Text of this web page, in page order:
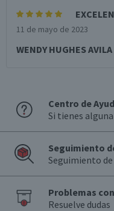
11 de mayo de 2023
WENDY HUGHES AVILA
Centro de
Si tienes
Seguimiento
Seguimiento
Problemas
Resuelve dudas